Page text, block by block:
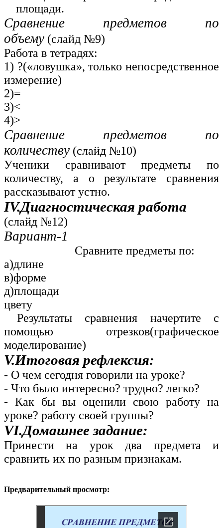
площади.
Сравнение предметов по
объему (слайд №9)
Работа в тетрадях:
1) ?(«ловушка», только непосредственное
измерение)
2)=
3)<
4)>
Сравнение предметов по
количеству (слайд №10)
Ученики сравнивают предметы по
количеству, а о результате сравнения
рассказывают устно.
IV.Диагностическая работа
(слайд №12)
Вариант-1
Сравните предметы по:
а)длине
в)форме
д)площади
цвету
Результаты сравнения начертите с
помощью отрезков(графическое
моделирование)
V.Итоговая рефлексия:
- О чем сегодня говорили на уроке?
- Что было интересно? трудно? легко?
- Как бы вы оценили свою работу на
уроке? работу своей группы?
VI.Домашнее задание:
Принести на урок два предмета и
сравнить их по разным признакам.
Предварительный просмотр: